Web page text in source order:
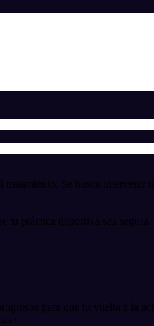
Se busca intervenir
práctica deportiva sea
para que tu vuelta a la